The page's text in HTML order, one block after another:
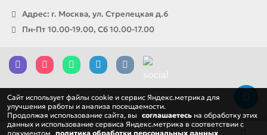
Cайт использует файлы cookie и сервис Яндекс.метрика для
улучшения работы и анализа посещаемости.
Продолжая использование сайта, вы соглашаетесь на обработку этих
данных и использование сервиса Яндекс.метрика в соответствии с
документом политика обработки персональных данных
Адрес: г. Москва, ул. Стрелецкая д.6
Пн-Пт 10.00-19.00, Сб 10.00-17.00